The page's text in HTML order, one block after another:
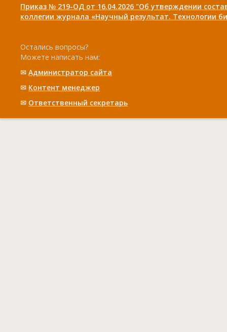
Приказ № 219-ОД от 16.04.2026 "Об утверждении
коллегии журнала «Научный результат. Технологии
Остались вопросы?
Можете написать нам:
✉ Администратор сайта
✉ Контент менеджер
✉ Ответственный cекретарь